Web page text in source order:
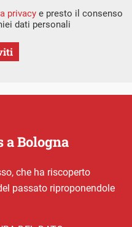
privacy e presto il consenso
dati personali
a Bologna
che ha riscoperto
passato riproponendole